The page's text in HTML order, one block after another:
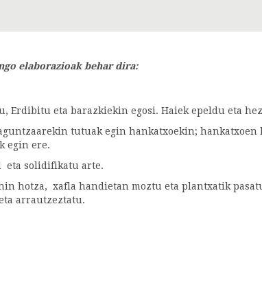
elaborazioak behar dira:
Erdibitu eta barazkiekin egosi. Haiek epeldu eta
tutuak egin hankatxoekin; hankatxoen
egin ere.
eta solidifikatu arte.
hotza, xafla handietan moztu eta plantxatik
arrautzeztatu.